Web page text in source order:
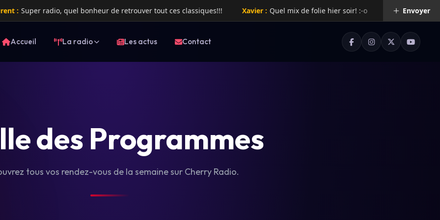
Super radio, quel bonheur de retrouver tout ces classiques!!! Xavier : Quel mix de folie hier soir! :-o Rachelle : Super
Envoyer
Accueil La radio Les actus Contact
des Programmes
tous vos rendez-vous de la semaine sur Cherry Radio.